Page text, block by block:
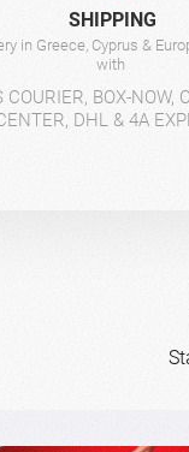
SHIPPING
in Greece, Cyprus &
with
COURIER, BOX-NOW,
DHL & 4A